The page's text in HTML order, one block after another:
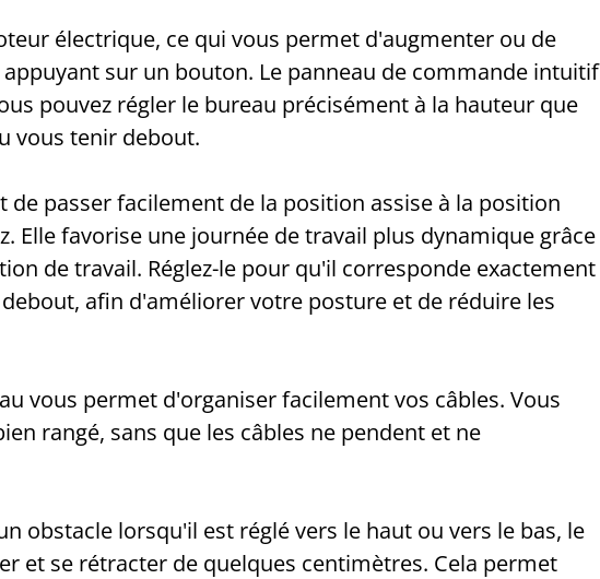
électrique, ce qui vous permet d'augmenter ou de
sur un bouton. Le panneau de commande intuitif
pouvez régler le bureau précisément à la hauteur que
vous tenir debout.
de passer facilement de la position assise à la position
Elle favorise une journée de travail plus dynamique grâce
de travail. Réglez-le pour qu'il corresponde exactement
afin d'améliorer votre posture et de réduire les
vous permet d'organiser facilement vos câbles. Vous
rangé, sans que les câbles ne pendent et ne
obstacle lorsqu'il est réglé vers le haut ou vers le bas, le
et se rétracter de quelques centimètres. Cela permet